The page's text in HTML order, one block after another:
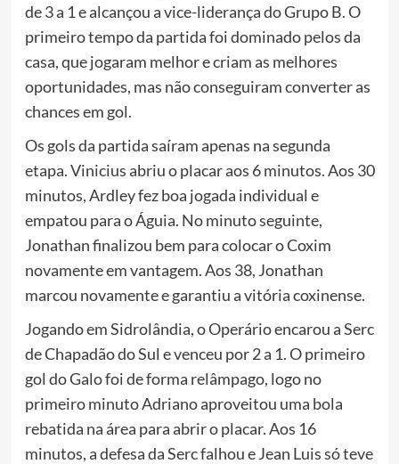
de 3 a 1 e alcançou a vice-liderança do Grupo B. O
primeiro tempo da partida foi dominado pelos da
casa, que jogaram melhor e criam as melhores
oportunidades, mas não conseguiram converter as
chances em gol.
Os gols da partida saíram apenas na segunda
etapa. Vinicius abriu o placar aos 6 minutos. Aos 30
minutos, Ardley fez boa jogada individual e
empatou para o Águia. No minuto seguinte,
Jonathan finalizou bem para colocar o Coxim
novamente em vantagem. Aos 38, Jonathan
marcou novamente e garantiu a vitória coxinense.
Jogando em Sidrolândia, o Operário encarou a Serc
de Chapadão do Sul e venceu por 2 a 1. O primeiro
gol do Galo foi de forma relâmpago, logo no
primeiro minuto Adriano aproveitou uma bola
rebatida na área para abrir o placar. Aos 16
minutos, a defesa da Serc falhou e Jean Luis só teve